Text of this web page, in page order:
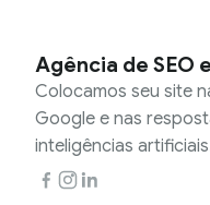
Agência de SEO
Colocamos seu site
Google e nas
inteligências